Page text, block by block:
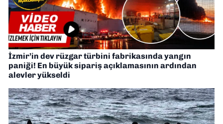
İzmir’in dev rüzgar türbini fabrikasında yangın
paniği! En büyük sipariş açıklamasının ardından
alevler yükseldi